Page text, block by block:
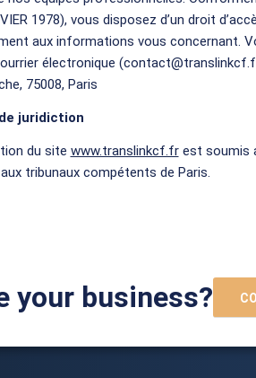
1978), vous disposez d’un droit
aux informations vous concernant.
électronique
75008, Paris
juridiction
du site www.translinkcf.frest soumis
tribunaux compétents de Paris.
your business?